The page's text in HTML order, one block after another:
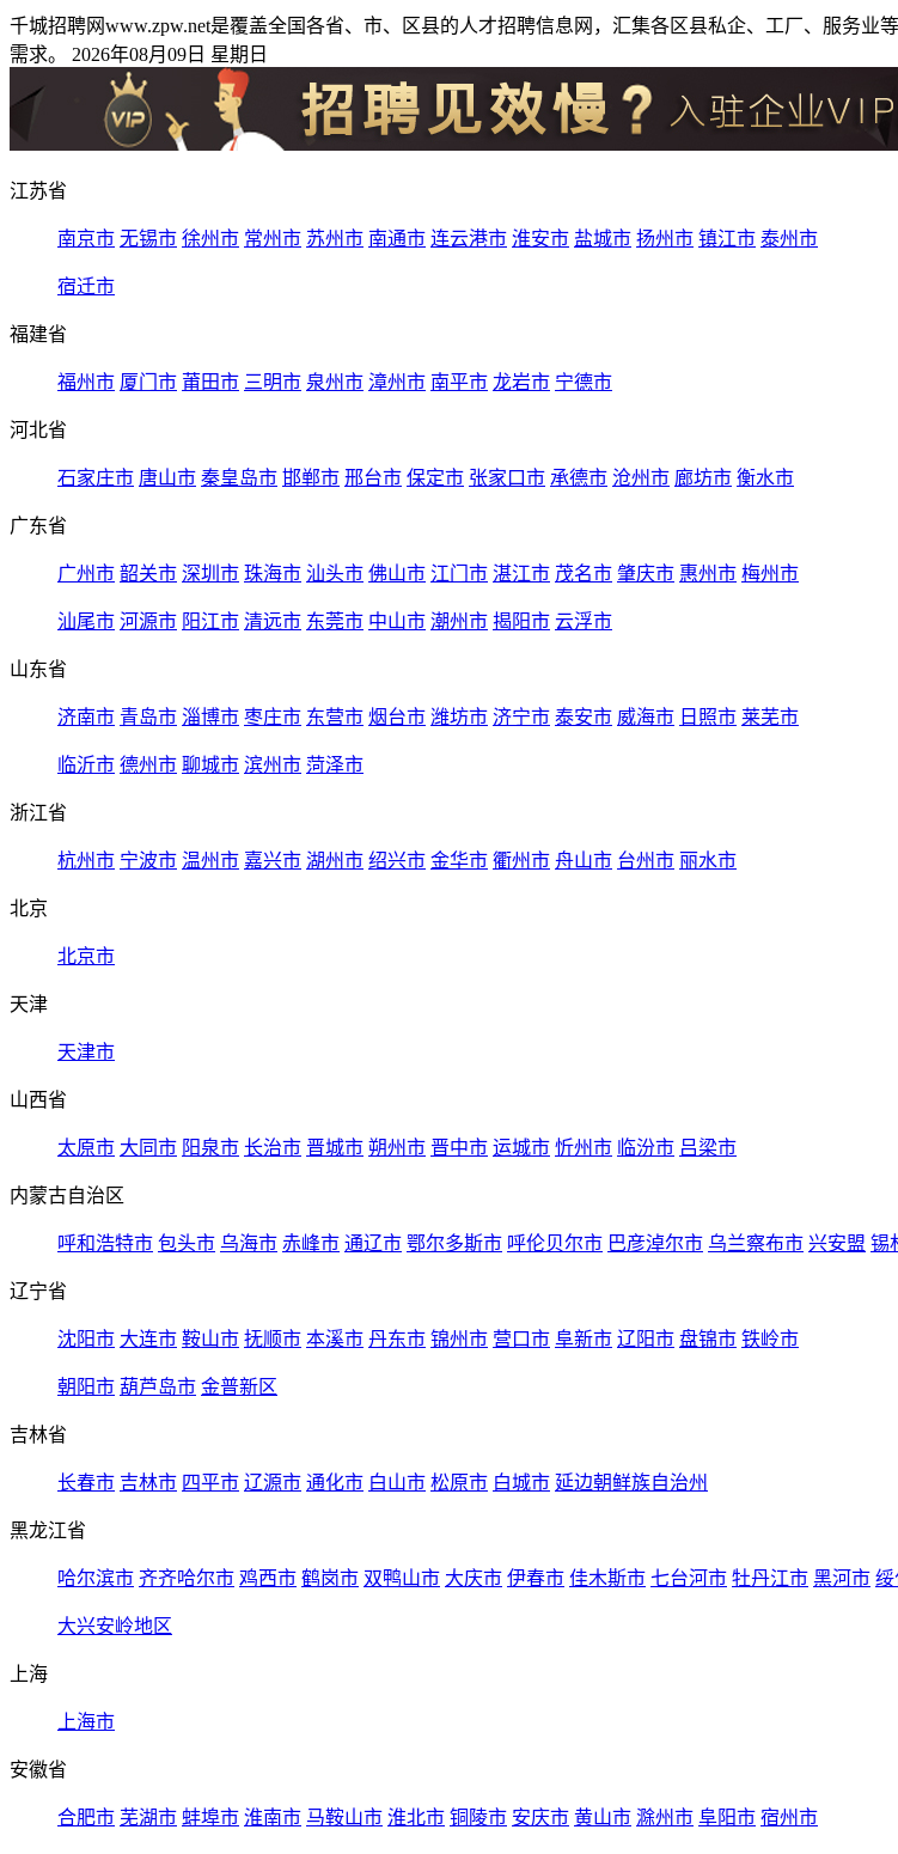
千城招聘网www.zpw.net是覆盖全国各省、市、区县的人才招聘信息网，汇集各区县私企、工厂、服务
需求。 2026年08月09日 星期日
江苏省
南京市 无锡市 徐州市 常州市 苏州市 南通市 连云港市 淮安市 盐城市 扬州市 镇江市 泰州市
宿迁市
福建省
福州市 厦门市 莆田市 三明市 泉州市 漳州市 南平市 龙岩市 宁德市
河北省
石家庄市 唐山市 秦皇岛市 邯郸市 邢台市 保定市 张家口市 承德市 沧州市 廊坊市 衡水市
广东省
广州市 韶关市 深圳市 珠海市 汕头市 佛山市 江门市 湛江市 茂名市 肇庆市 惠州市 梅州市
汕尾市 河源市 阳江市 清远市 东莞市 中山市 潮州市 揭阳市 云浮市
山东省
济南市 青岛市 淄博市 枣庄市 东营市 烟台市 潍坊市 济宁市 泰安市 威海市 日照市 莱芜市
临沂市 德州市 聊城市 滨州市 菏泽市
浙江省
杭州市 宁波市 温州市 嘉兴市 湖州市 绍兴市 金华市 衢州市 舟山市 台州市 丽水市
北京
北京市
天津
天津市
山西省
太原市 大同市 阳泉市 长治市 晋城市 朔州市 晋中市 运城市 忻州市 临汾市 吕梁市
内蒙古自治区
呼和浩特市 包头市 乌海市 赤峰市 通辽市 鄂尔多斯市 呼伦贝尔市 巴彦淖尔市 乌兰察布市 兴安盟 锡
辽宁省
沈阳市 大连市 鞍山市 抚顺市 本溪市 丹东市 锦州市 营口市 阜新市 辽阳市 盘锦市 铁岭市
朝阳市 葫芦岛市 金普新区
吉林省
长春市 吉林市 四平市 辽源市 通化市 白山市 松原市 白城市 延边朝鲜族自治州
黑龙江省
哈尔滨市 齐齐哈尔市 鸡西市 鹤岗市 双鸭山市 大庆市 伊春市 佳木斯市 七台河市 牡丹江市 黑河市 绥
大兴安岭地区
上海
上海市
安徽省
合肥市 芜湖市 蚌埠市 淮南市 马鞍山市 淮北市 铜陵市 安庆市 黄山市 滁州市 阜阳市 宿州市